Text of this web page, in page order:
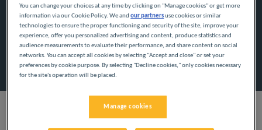
Finden Sie ein Hotel
Spezialcode hinzufügen
You can change your choices at any time by clicking on "Manage cookies" or get more
information via our Cookie Policy. We andour partnersuse cookies or similar
technologies to ensure the proper functioning and security of the site, improve your
experience, offer you personalized advertising and content, produce statistics and
audience measurements to evaluate their performance, and share content on social
networks. You can accept all cookies by selecting "Accept and close" or set your
preferences by cookie purpose. By selecting "Decline cookies," only cookies necessary
for the site's operation will be placed.
Manage cookies